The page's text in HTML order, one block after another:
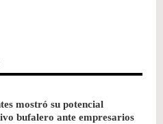
mostró su potencial
bufalero ante empresarios